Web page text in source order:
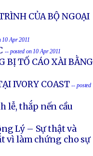
CỦA BỘ NGOẠI
10 Apr 2011
-- posted on 10 Apr 2011
BỊ TỐ CÁO XÀI BẰNG
IVORY COAST -- posted
lễ, thắp nến cầu
Lý – Sự thật và
vì làm chứng cho sự